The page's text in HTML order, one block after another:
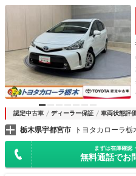
モニター ＥＴＣ シートヒー
イザー ワンオーナー サイ
純正アルミ ＬＥＤ
認定中古車 ディーラー保証 車両状態評
栃木県宇都宮市 トヨタカローラ
まずは在庫確認
無料通話でお